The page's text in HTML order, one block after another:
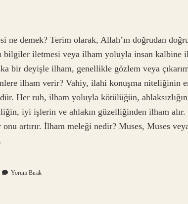
ne demek? Terim olarak, Allah’ın doğrudan
bilgiler iletmesi veya ilham yoluyla insan kalbine
bir deyişle ilham, genellikle gözlem veya
ilham verir? Vahiy, ilahi konuşma niteliğinin
Her ruh, ilham yoluyla kötülüğün,
iyi işlerin ve ahlakın güzelliğinden ilham alır.
artırır. İlham meleği nedir? Muses, Muses
Yorum Bırak